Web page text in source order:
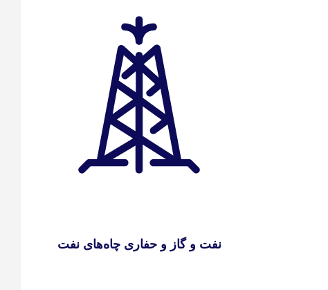
نفت و گاز و حفاری چاه‌های نفت